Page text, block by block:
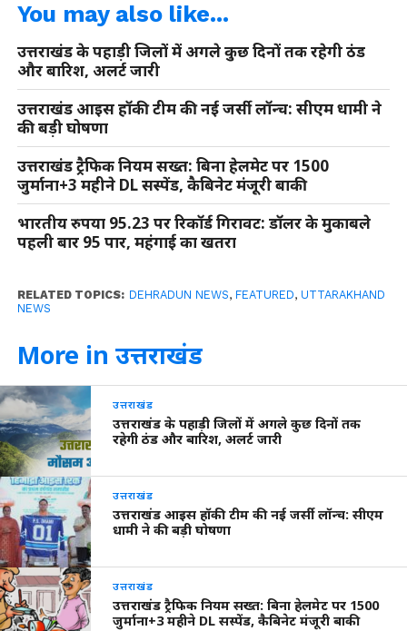
You may also like...
उत्तराखंड के पहाड़ी जिलों में अगले कुछ दिनों तक रहेगी ठंड
और बारिश, अलर्ट जारी
उत्तराखंड आइस हॉकी टीम की नई जर्सी लॉन्च: सीएम धामी ने
की बड़ी घोषणा
उत्तराखंड ट्रैफिक नियम सख्त: बिना हेलमेट पर 1500
जुर्माना+3 महीने DL सस्पेंड, कैबिनेट मंजूरी बाकी
भारतीय रुपया 95.23 पर रिकॉर्ड गिरावट: डॉलर के मुकाबले
पहली बार 95 पार, महंगाई का खतरा
RELATED TOPICS: DEHRADUN NEWS, FEATURED, UTTARAKHAND
NEWS
More in उत्तराखंड
उत्तराखंड
उत्तराखंड के पहाड़ी जिलों में अगले कुछ दिनों तक
रहेगी ठंड और बारिश, अलर्ट जारी
उत्तराखंड
उत्तराखंड आइस हॉकी टीम की नई जर्सी लॉन्च: सीएम
धामी ने की बड़ी घोषणा
उत्तराखंड
उत्तराखंड ट्रैफिक नियम सख्त: बिना हेलमेट पर 1500
जुर्माना+3 महीने DL सस्पेंड, कैबिनेट मंजूरी बाकी